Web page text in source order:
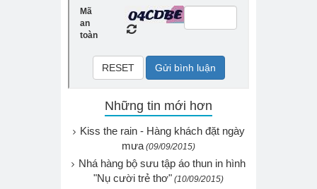
Những tin mới hơn
Kiss the rain - Hàng khách đặt ngày
mưa (09/09/2015)
Nhá hàng bộ sưu tập áo thun in hình
"Nụ cười trẻ thơ" (10/09/2015)